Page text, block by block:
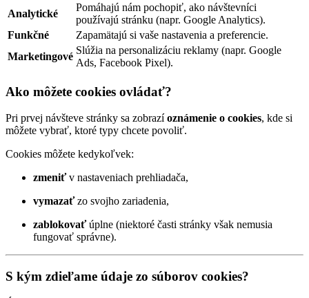
Analytické
Pomáhajú nám pochopiť, ako návštevníci
používajú stránku (napr. Google Analytics).
Funkčné
Zapamätajú si vaše nastavenia a preferencie.
Marketingové
Slúžia na personalizáciu reklamy (napr. Google
Ads, Facebook Pixel).
Ako môžete cookies ovládať?
Pri prvej návšteve stránky sa zobrazíoznámenie o cookies, kde si
môžete vybrať, ktoré typy chcete povoliť.
Cookies môžete kedykoľvek:
zmeniťv nastaveniach prehliadača,
vymazaťzo svojho zariadenia,
zablokovaťúplne (niektoré časti stránky však nemusia
fungovať správne).
S kým zdieľame údaje zo súborov cookies?